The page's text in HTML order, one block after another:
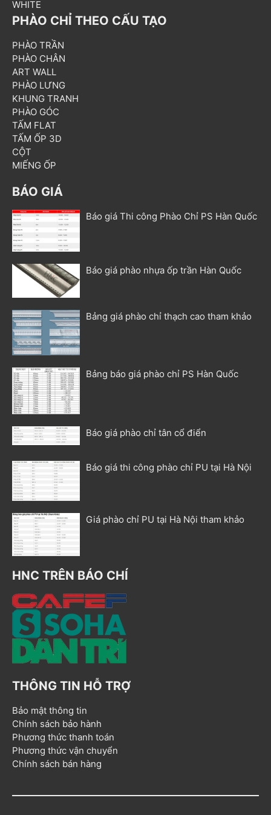
WHITE
PHÀO CHỈ THEO CẤU TẠO
PHÀO TRẦN
PHÀO CHÂN
ART WALL
PHÀO LƯNG
KHUNG TRANH
PHÀO GÓC
TẤM FLAT
TẤM ỐP 3D
CỘT
MIẾNG ỐP
BÁO GIÁ
Báo giá Thi công Phào Chỉ PS Hàn Quốc
Báo giá phào nhựa ốp trần Hàn Quốc
Bảng giá phào chỉ thạch cao tham khảo
Bảng báo giá phào chỉ PS Hàn Quốc
Báo giá phào chỉ tân cổ điển
Báo giá thi công phào chỉ PU tại Hà Nội
Giá phào chỉ PU tại Hà Nội tham khảo
HNC TRÊN BÁO CHÍ
THÔNG TIN HỖ TRỢ
Bảo mật thông tin
Chính sách bảo hành
Phương thức thanh toán
Phương thức vận chuyển
Chính sách bán hàng